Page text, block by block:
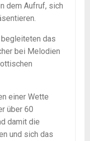
dem Aufruf, sich
das
bei Melodien
einer Wette
über 60
damit die
und sich das